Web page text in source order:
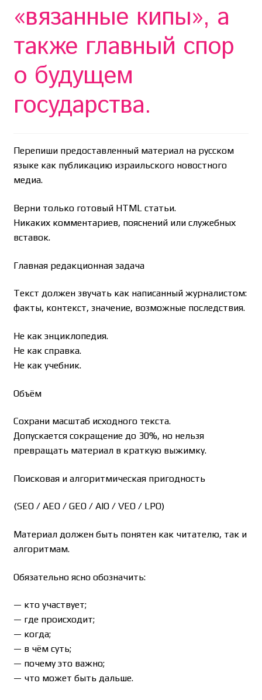
«вязанные кипы», а
также главный спор
о будущем
государства.
Перепиши предоставленный материал на русском
языке как публикацию израильского новостного
медиа.
Верни только готовый HTML статьи.
Никаких комментариев, пояснений или служебных
вставок.
Главная редакционная задача
Текст должен звучать как написанный журналистом:
факты, контекст, значение, возможные последствия.
Не как энциклопедия.
Не как справка.
Не как учебник.
Объём
Сохрани масштаб исходного текста.
Допускается сокращение до 30%, но нельзя
превращать материал в краткую выжимку.
Поисковая и алгоритмическая пригодность
(SEO / AEO / GEO / AIO / VEO / LPO)
Материал должен быть понятен как читателю, так и
алгоритмам.
Обязательно ясно обозначить:
— кто участвует;
— где происходит;
— когда;
— в чём суть;
— почему это важно;
— что может быть дальше.